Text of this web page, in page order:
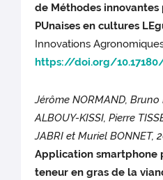
de Méthodes
PUnaises en cultures
Innovations
https://doi.org/
Jérôme NORMAND, Bruno
ALBOUY-KISSI, Pierre
JABRI et Muriel BONNET,
Application smartphone
teneur en gras de la